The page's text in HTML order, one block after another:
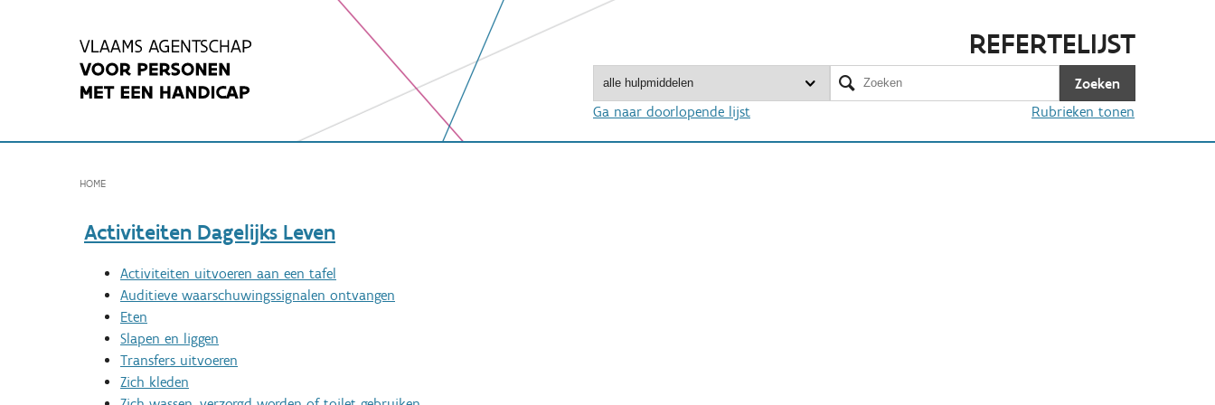
REFERTELIJST
Zoeken
Ga naar doorlopende lijst Rubrieken tonen
HOME
Activiteiten Dagelijks Leven
Activiteiten uitvoeren aan een tafel
Auditieve waarschuwingssignalen ontvangen
Eten
Slapen en liggen
Transfers uitvoeren
Zich kleden